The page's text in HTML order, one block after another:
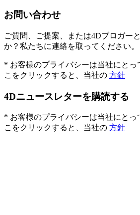
お問い合わせ
ご質問、ご提案、または4Dブロガー
か？私たちに連絡を取ってください。
* お客様のプライバシーは当社にとっ
こをクリックすると、当社の 方針
4Dニュースレターを購読する
* お客様のプライバシーは当社にとっ
こをクリックすると、当社の 方針